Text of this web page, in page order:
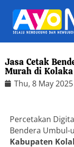
Jasa Cetak
Murah di Kolaka
Thu, 8 May 2025
Percetakan
Bendera Umbul-
Kabupaten